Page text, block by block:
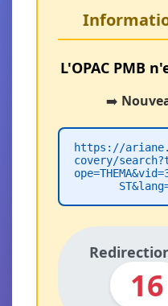
L'OPAC PMB
➡️
https://
covery/
16